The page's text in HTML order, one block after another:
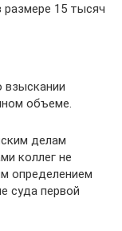
размере 15 тысяч
взыскании
объеме.
делам
коллег не
определением
суда первой